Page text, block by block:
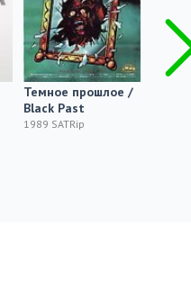
Темное прошлое /
Black Past
1989 SATRip